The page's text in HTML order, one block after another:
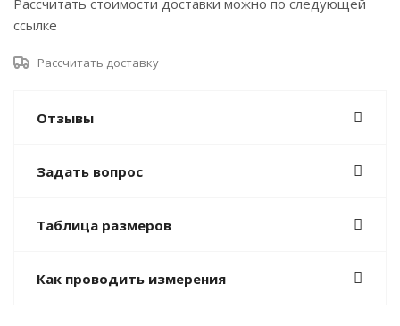
Рассчитать стоимости доставки можно по следующей
ссылке
Рассчитать доставку
Отзывы
Задать вопрос
Таблица размеров
Как проводить измерения